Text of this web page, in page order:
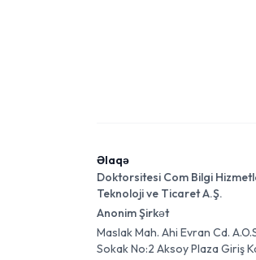
Əlaqə
Doktorsitesi Com Bilgi
Teknoloji ve Ticaret A.Ş.
Anonim Şirkət
Maslak Mah. Ahi Evran Cd.
Sokak No:2 Aksoy Plaza Giriş